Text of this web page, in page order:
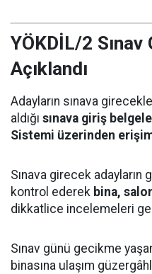
YÖKDİL/2
Açıklandı
Adayların sınava
aldığı sınava giriş
Sistemi üzerinden
Sınava girecek
kontrol ederek bina,
dikkatlice incelemeleri
Sınav günü gecikme
binasına ulaşım